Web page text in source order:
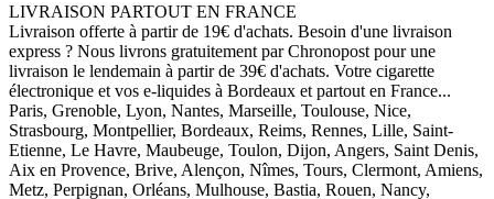
LIVRAISON PARTOUT EN FRANCE
Livraison offerte à partir de 19€ d'achats. Besoin d'une livraison
express ? Nous livrons gratuitement par Chronopost pour une
livraison le lendemain à partir de 39€ d'achats. Votre cigarette
électronique et vos e-liquides à Bordeaux et partout en France...
Paris, Grenoble, Lyon, Nantes, Marseille, Toulouse, Nice,
Strasbourg, Montpellier, Bordeaux, Reims, Rennes, Lille, Saint-
Etienne, Le Havre, Maubeuge, Toulon, Dijon, Angers, Saint Denis,
Aix en Provence, Brive, Alençon, Nîmes, Tours, Clermont, Amiens,
Metz, Perpignan, Orléans, Mulhouse, Bastia, Rouen, Nancy,